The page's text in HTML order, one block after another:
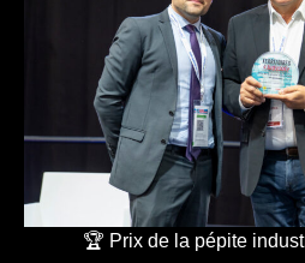
🏆 Prix de la pépite